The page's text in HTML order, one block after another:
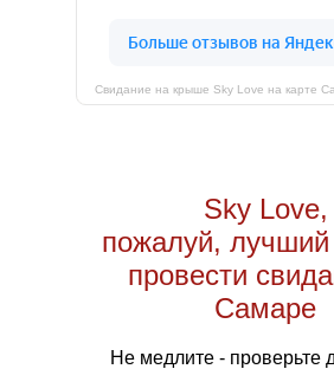
Sky Love,
пожалуй, лучший
провести
Самаре
Не медлите - проверьте